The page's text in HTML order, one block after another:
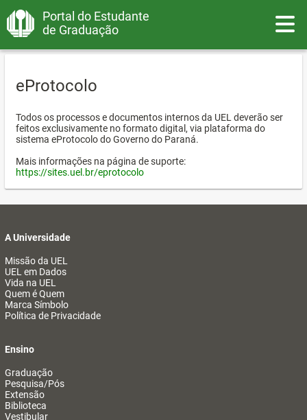
Portal do Estudante
de Graduação
eProtocolo
Todos os processos e documentos internos da UEL deverão ser
feitos exclusivamente no formato digital, via plataforma do
sistema eProtocolo do Governo do Paraná.
Mais informações na página de suporte:
https://sites.uel.br/eprotocolo
A Universidade
Missão da UEL
UEL em Dados
Vida na UEL
Quem é Quem
Marca Símbolo
Política de Privacidade
Ensino
Graduação
Pesquisa/Pós
Extensão
Biblioteca
Vestibular